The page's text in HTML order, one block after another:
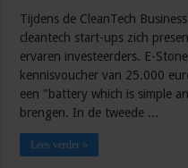
Tijdens de CleanTech
cleantech start-ups zich
ervaren investeerders. E-
kennisvoucher van 25.000
een "battery which is simple
brengen. In de tweede ...
Lees verder »